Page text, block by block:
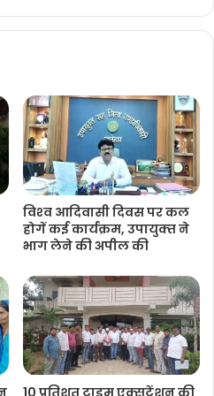
विश्‍व आदिवासी दिवस पर कल
होगें कई कार्यक्रम, उपायुक्‍त ने
भाग लेने की अपील की